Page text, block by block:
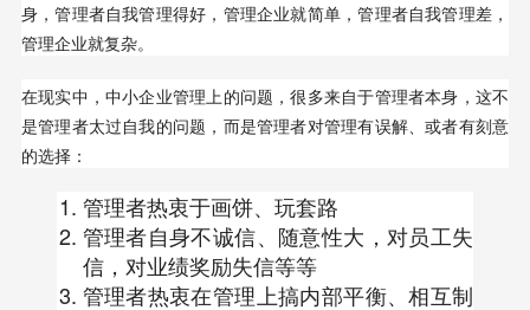
身，管理者自我管理得好，管理企业就简单，管理者自我管理差，
管理企业就复杂。
在现实中，中小企业管理上的问题，很多来自于管理者本身，这不
是管理者太过自我的问题，而是管理者对管理有误解、或者有刻意
的选择：
管理者热衷于画饼、玩套路
管理者自身不诚信、随意性大，对员工失
信，对业绩奖励失信等等
管理者热衷在管理上搞内部平衡、相互制